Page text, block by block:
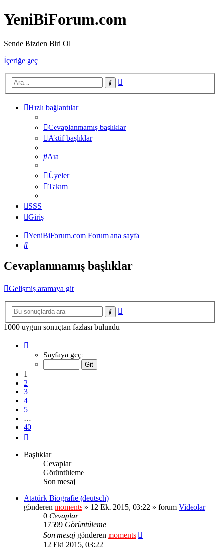
YeniBiForum.com
Sende Bizden Biri Ol
İçeriğe geç
Ara
Hızlı bağlantılar
Cevaplanmamış başlıklar
Aktif başlıklar
Ara
Üyeler
Takım
SSS
Giriş
YeniBiForum.com Forum ana sayfa
Ara
Cevaplanmamış başlıklar
Gelişmiş aramaya git
Ara
1000 uygun sonuçtan fazlası bulundu
sayfa
(Toplam
Sayfaya geç:
1
2
3
4
5
…
40
Başlıklar
Cevaplar
Görüntüleme
Son mesaj
Atatürk Biografie (deutsch)
gönderen moments » 12 Eki 2015, 03:22 » forum Videolar
0 Cevaplar
17599 Görüntüleme
Son mesaj gönderen moments
12 Eki 2015, 03:22